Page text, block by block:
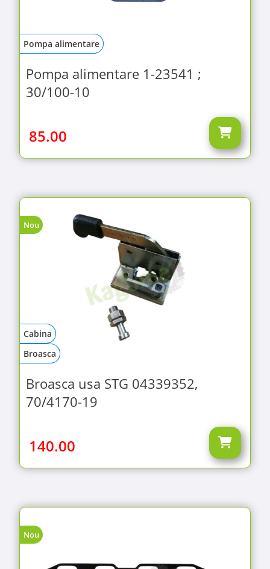
Pompa alimentare
Pompa alimentare 1-23541 ;
30/100-10
85.00
Nou
Cabina
Broasca
Broasca usa STG 04339352,
70/4170-19
140.00
Nou